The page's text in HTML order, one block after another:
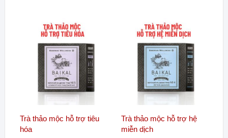
Trà thảo mộc hỗ trợ tiêu
hóa
Trà thảo mộc hỗ trợ hệ
miễn dịch